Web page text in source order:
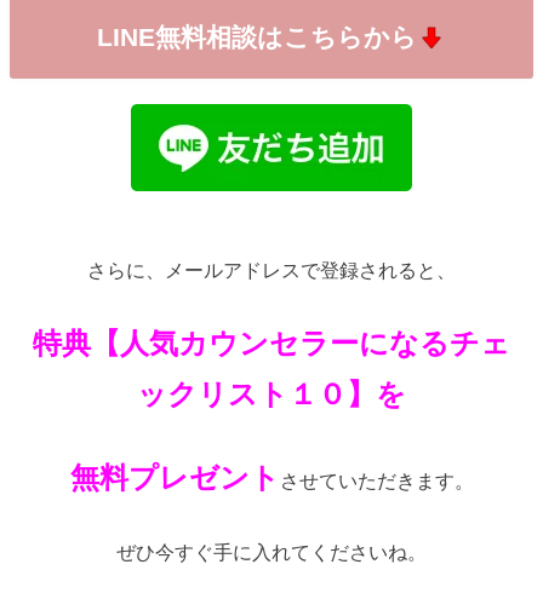
LINE無料相談はこちらから
さらに、メールアドレスで登録されると、
特典【人気カウンセラーになるチェ
ックリスト１０】を
無料プレゼント させていただきます。
ぜひ今すぐ手に入れてくださいね。